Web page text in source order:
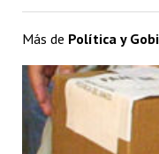
Más de Política y